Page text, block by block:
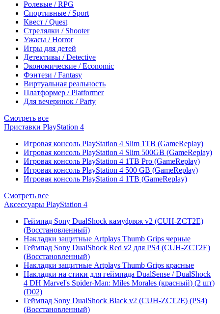
Ролевые / RPG
Спортивные / Sport
Квест / Quest
Стрелялки / Shooter
Ужасы / Horror
Игры для детей
Детективы / Detective
Экономические / Economic
Фэнтези / Fantasy
Виртуальная реальность
Платформер / Platformer
Для вечеринок / Party
Смотреть все
Приставки PlayStation 4
Игровая консоль PlayStation 4 Slim 1TB (GameReplay)
Игровая консоль PlayStation 4 Slim 500GB (GameReplay)
Игровая консоль PlayStation 4 1TB Pro (GameReplay)
Игровая консоль PlayStation 4 500 GB (GameReplay)
Игровая консоль PlayStation 4 1TB (GameReplay)
Смотреть все
Аксессуары PlayStation 4
Геймпад Sony DualShock камуфляж v2 (CUH-ZCT2E)
(Восстановленный)
Накладки защитные Artplays Thumb Grips черные
Геймпад Sony DualShock Red v2 для PS4 (CUH-ZCT2E)
(Восстановленный)
Накладки защитные Artplays Thumb Grips красные
Накладки на стики для геймпада DualSense / DualShock
4 DH Marvel's Spider-Man: Miles Morales (красный) (2 шт)
(D02)
Геймпад Sony DualShock Black v2 (CUH-ZCT2E) (PS4)
(Восстановленный)